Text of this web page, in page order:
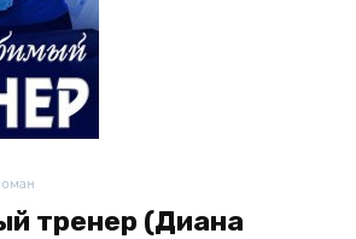
тренер (Диана